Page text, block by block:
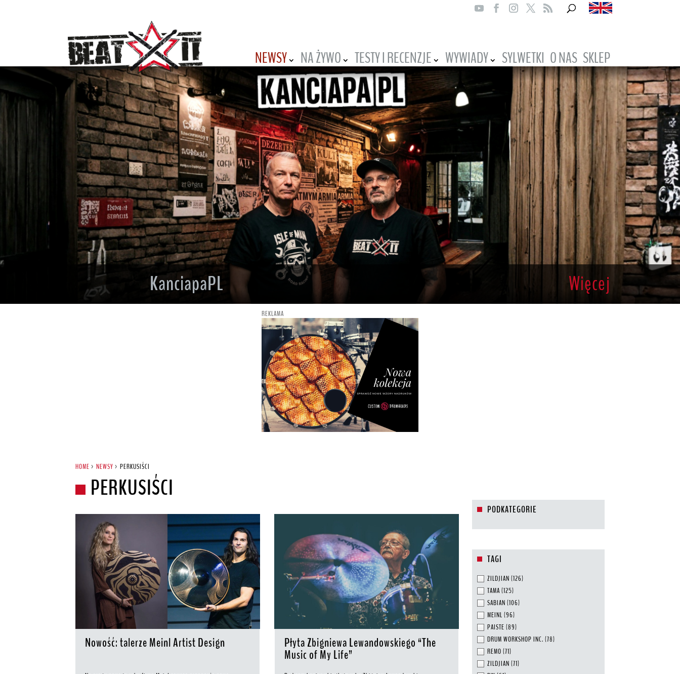
NEWSY NA ŻYWO TESTY I RECENZJE WYWIADY SYLWETKI O NAS SKLEP
KanciapaPL Więcej
HOME >NEWSY >PERKUSIŚCI
PERKUSIŚCI
Nowość: talerze Meinl Artist Design Płyta Zbigniewa Lewandowskiego “The
Music of My Life”
PODKATEGORIE
TAGI
ZILDJIAN(126)
TAMA(125)
SABIAN(106)
MEINL(96)
PAISTE(89)
DRUM WORKSHOP INC.(78)
REMO(71)
ZILDJIAN(71)